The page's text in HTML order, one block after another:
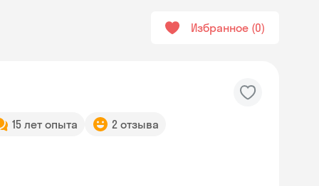
Избранное 0
15 лет опыта 2 отзыва